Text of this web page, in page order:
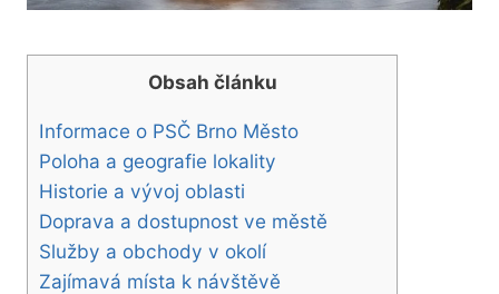
Obsah článku
Informace o ⁤PSČ Brno Město
Poloha a geografie lokality
Historie a‍ vývoj⁣ oblasti
Doprava a dostupnost ve městě
Služby⁣ a‌ obchody v okolí
Zajímavá místa k návštěvě